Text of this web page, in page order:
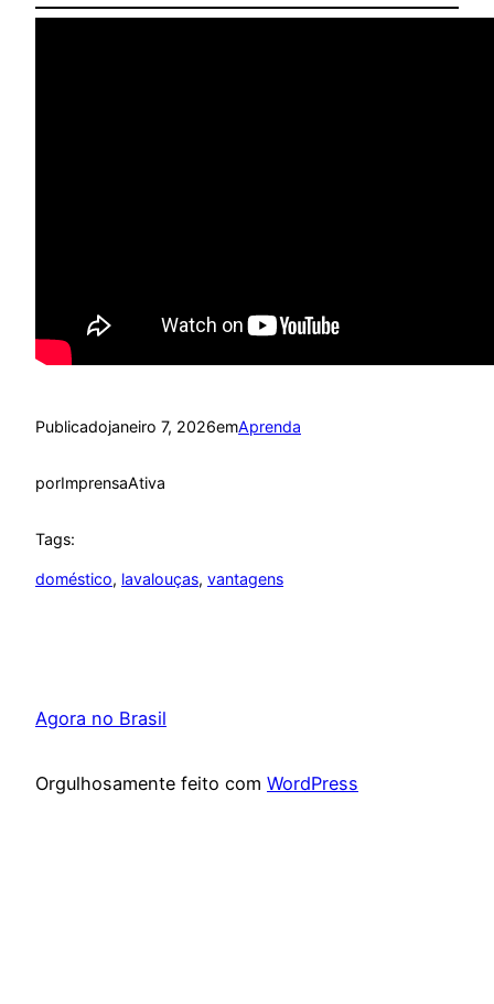
Publicadojaneiro 7, 2026emAprenda
porImprensaAtiva
Tags:
doméstico, lavalouças, vantagens
Agora no Brasil
Orgulhosamente feito com WordPress